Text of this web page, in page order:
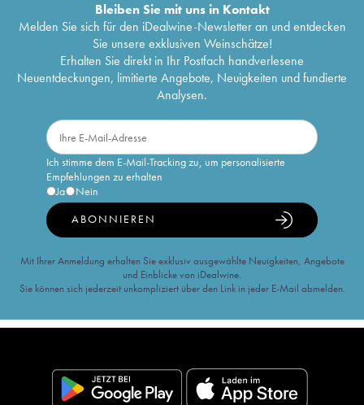
Bleiben Sie mit uns in Kontakt
Melden Sie sich für den iDealwine-Newsletter an und entdecken
Sie unsere exklusiven Weinschätze!
Erhalten Sie direkt in Ihr Postfach handverlesene
Neuentdeckungen, limitierte Angebote, Neuigkeiten und fundierte
Analysen.
Ich stimme dem E-Mail-Tracking zu, um personalisierte
Empfehlungen zu erhalten
Ja
Nein
ABONNIEREN
Mit Ihrer Anmeldung erhalten Sie exklusiv ausgewählte Neuigkeiten, Angebote
und Einblicke von iDealwine.
Sie können sich jederzeit unkompliziert über den Link in jeder E-Mail abmelden.